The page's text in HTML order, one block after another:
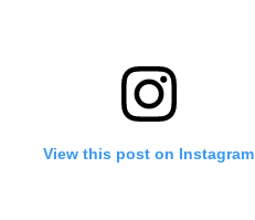
View this post on Instagram